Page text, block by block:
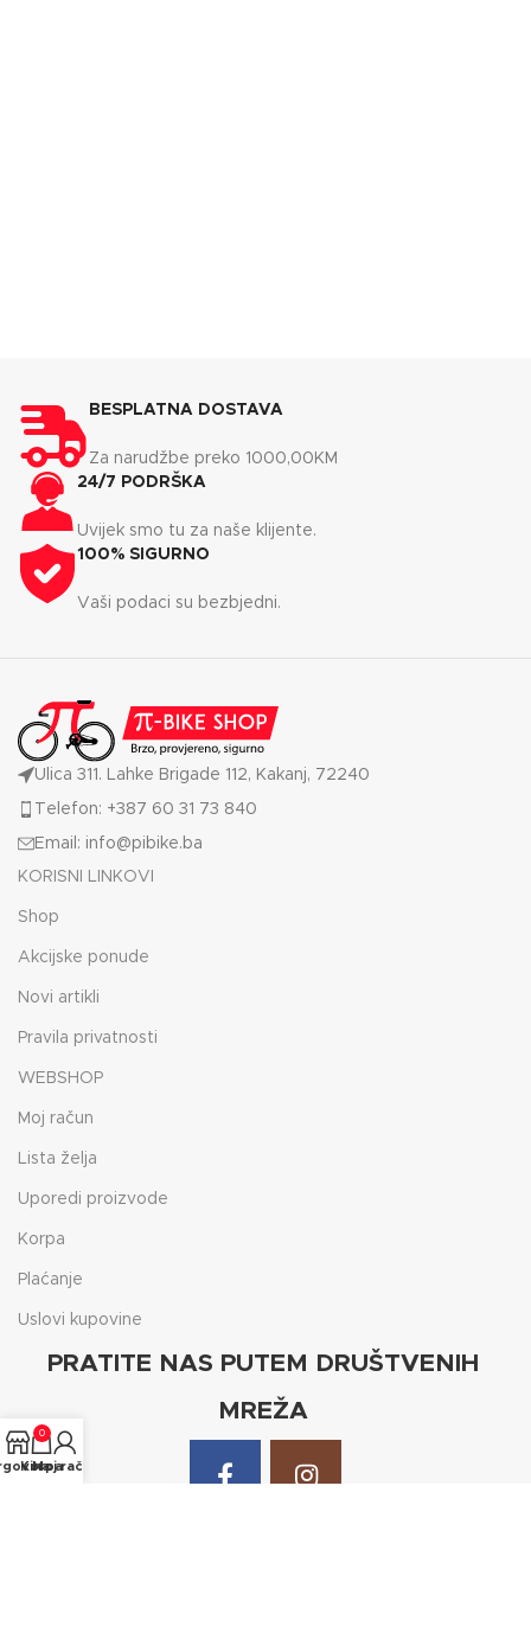
BESPLATNA DOSTAVA
Za narudžbe preko 1000,00KM
24/7 PODRŠKA
Uvijek smo tu za naše klijente.
100% SIGURNO
Vaši podaci su bezbjedni.
Ulica 311. Lahke Brigade 112, Kakanj, 72240
Telefon: +387 60 31 73 840
Email: info@pibike.ba
KORISNI LINKOVI
Shop
Akcijske ponude
Novi artikli
Pravila privatnosti
WEBSHOP
Moj račun
Lista želja
Uporedi proizvode
Korpa
Plaćanje
Uslovi kupovine
PRATITE NAS PUTEM DRUŠTVENIH
MREŽA
0
Korpa
Moj račun